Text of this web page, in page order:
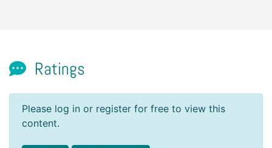
Ratings
Please log in or register for free to view this
content.